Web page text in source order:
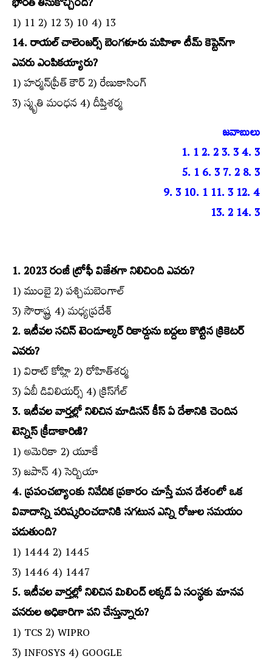
భారత్‌ తీసుకొచ్చింది?
1) 11 2) 12 3) 10 4) 13
14. రాయల్‌ చాలెంజర్స్‌ బెంగళూరు మహిళా టీమ్‌ కెప్టెన్‌గా
ఎవరు ఎంపికయ్యారు?
1) హర్మన్‌ప్రీత్‌ కౌర్‌ 2) రేణుకాసింగ్‌
3) స్మృతి మంధన 4) దీప్తిశర్మ
జవాబులు
1. 1 2. 2 3. 3 4. 3
5. 1 6. 3 7. 2 8. 3
9. 3 10. 1 11. 3 12. 4
13. 2 14. 3
1. 2023 రంజీ ట్రోఫీ విజేతగా నిలిచింది ఎవరు?
1) ముంబై 2) పశ్చిమబెంగాల్‌
3) సౌరాష్ట్ర 4) మధ్యప్రదేశ్‌
2. ఇటీవల సచిన్‌ టెండూల్కర్‌ రికార్డును బద్దలు కొట్టిన క్రికెటర్‌
ఎవరు?
1) విరాట్‌ కోహ్లి 2) రోహిత్‌శర్మ
3) ఏబీ డివిలియర్స్‌ 4) క్రిస్‌గేల్‌
3. ఇటీవల వార్తల్లో నిలిచిన మాడిసన్‌ కీస్‌ ఏ దేశానికి చెందిన
టెన్నిస్‌ క్రీడాకారిణి?
1) అమెరికా 2) యూకే
3) జపాన్‌ 4) సెర్బియా
4. ప్రపంచబ్యాంకు నివేదిక ప్రకారం చూస్తే మన దేశంలో ఒక
వివాదాన్ని పరిష్కరించడానికి సగటున ఎన్ని రోజుల సమయం
పడుతుంది?
1) 1444 2) 1445
3) 1446 4) 1447
5. ఇటీవల వార్తల్లో నిలిచిన మిలింద్‌ లక్కడ్‌ ఏ సంస్థకు మానవ
వనరుల అధికారిగా పని చేస్తున్నారు?
1) TCS 2) WIPRO
3) INFOSYS 4) GOOGLE